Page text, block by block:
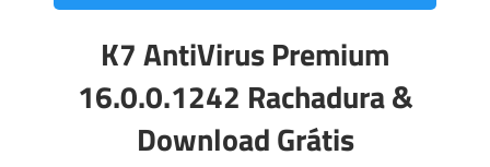
K7 AntiVirus Premium
16.0.0.1242 Rachadura &
Download Grátis